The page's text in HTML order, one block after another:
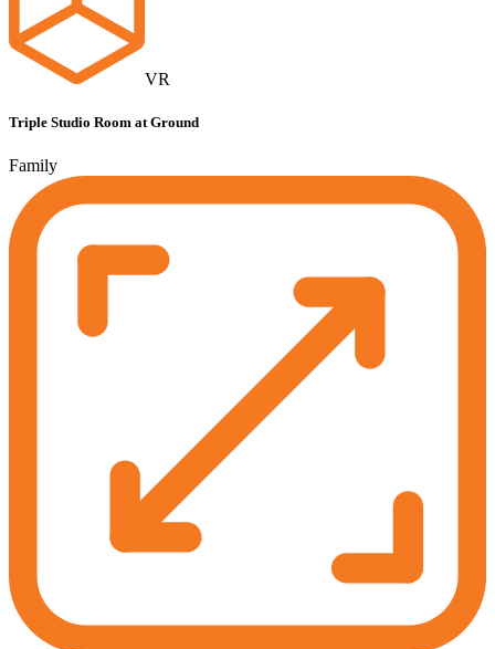
VR
Triple Studio Room at Ground
Family